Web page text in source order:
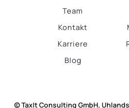
Team
Kontakt
Karriere
Blog
© TaxIt Consulting GmbH,